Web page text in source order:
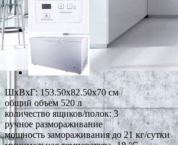
ШхВхГ: 153.50х82.50х70 см
общий объем 520 л
количество ящиков/полок: 3
ручное размораживание
мощность замораживания до 21 кг/сутки